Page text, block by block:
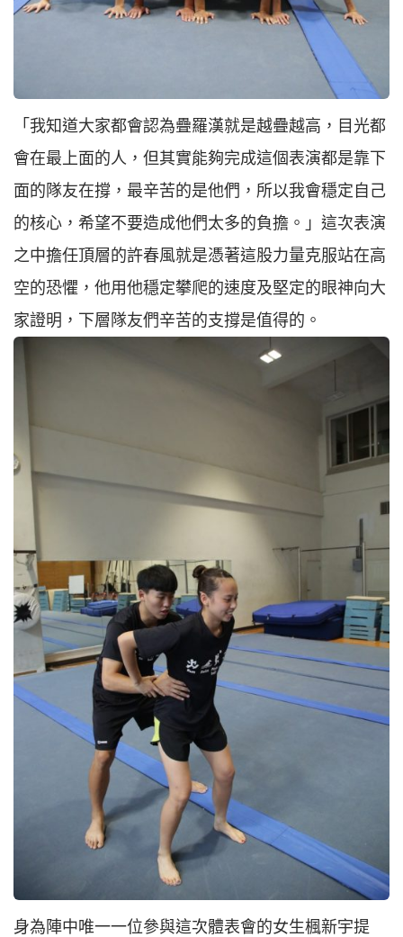
「我知道大家都會認為疊羅漢就是越疊越高，目光都
會在最上面的人，但其實能夠完成這個表演都是靠下
面的隊友在撐，最辛苦的是他們，所以我會穩定自己
的核心，希望不要造成他們太多的負擔。」這次表演
之中擔任頂層的許春風就是憑著這股力量克服站在高
空的恐懼，他用他穩定攀爬的速度及堅定的眼神向大
家證明，下層隊友們辛苦的支撐是值得的。
身為陣中唯一一位參與這次體表會的女生楓新宇提